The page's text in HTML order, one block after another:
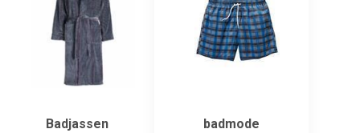
Badjassen badmode